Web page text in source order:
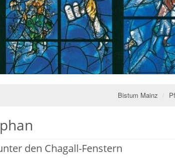
Bistum Mainz
den Chagall-Fenstern